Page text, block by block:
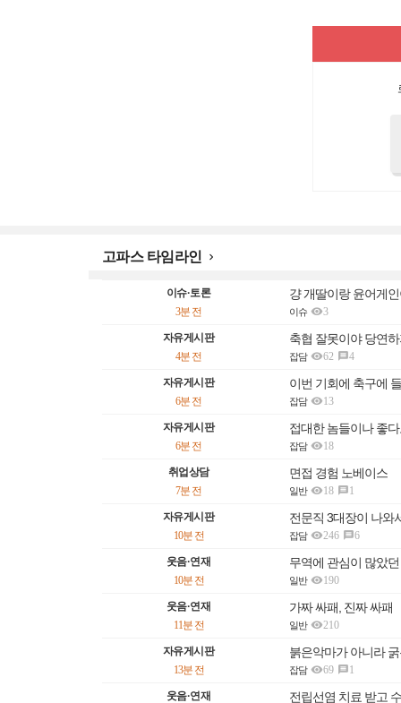
고파스 타임라인 
이슈·토론 걍 개딸이랑 윤어게
3분 전 이슈 3
자유게시판 축협 잘못이야 당연
4분 전 잡담 62 4
자유게시판 이번 기회에 축구에
6분 전 잡담 13
자유게시판 접대한 놈들이나 좋
6분 전 잡담 18
취업상담 면접 경험 노베이스
7분 전 일반 18 1
자유게시판 전문직 3대장이 나와
10분 전 잡담 246 6
웃음·연재 무역에 관심이 많았
10분 전 일반 190
웃음·연재 가짜 싸패, 진짜 싸패
11분 전 일반 210
자유게시판 붉은악마가 아니라
13분 전 잡담 69 1
웃음·연재 전립선염 치료 받고